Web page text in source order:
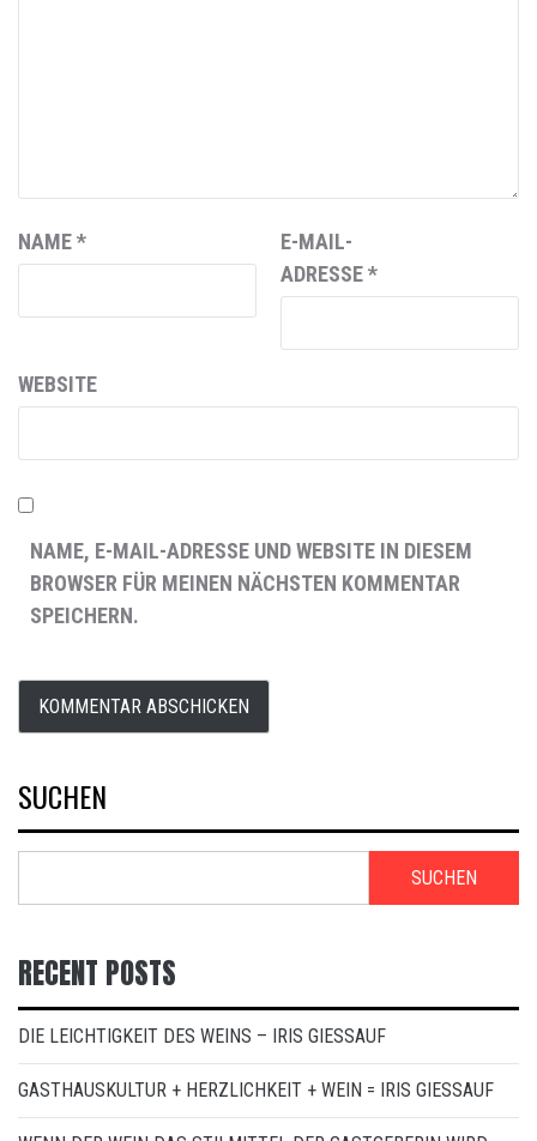
NAME*
E-MAIL-
ADRESSE*
WEBSITE
NAME, E-MAIL-ADRESSE UND WEBSITE IN DIESEM
BROWSER FÜR MEINEN NÄCHSTEN KOMMENTAR
SPEICHERN.
SUCHEN
SUCHEN
RECENT POSTS
DIE LEICHTIGKEIT DES WEINS – IRIS GIESSAUF
GASTHAUSKULTUR + HERZLICHKEIT + WEIN = IRIS GIESSAUF